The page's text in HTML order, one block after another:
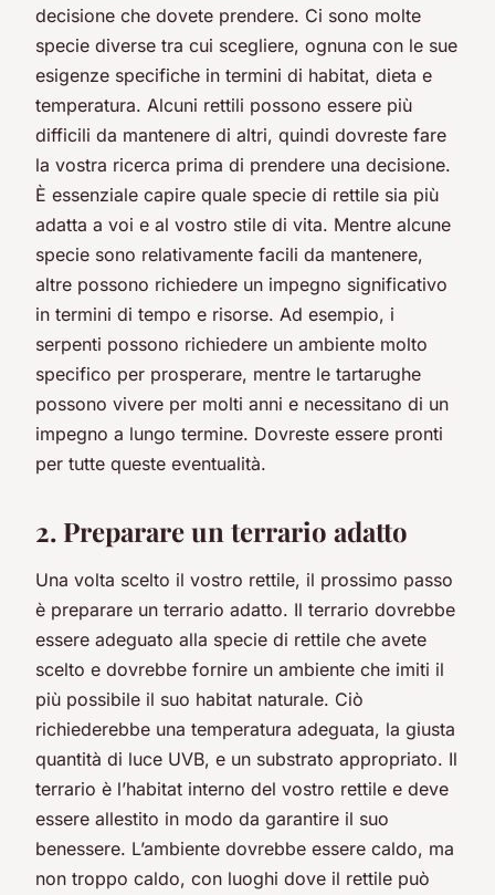
decisione che dovete prendere. Ci sono molte
specie diverse tra cui scegliere, ognuna con le sue
esigenze specifiche in termini di habitat, dieta e
temperatura. Alcuni rettili possono essere più
difficili da mantenere di altri, quindi dovreste fare
la vostra ricerca prima di prendere una decisione.
È essenziale capire quale specie di rettile sia più
adatta a voi e al vostro stile di vita. Mentre alcune
specie sono relativamente facili da mantenere,
altre possono richiedere un impegno significativo
in termini di tempo e risorse. Ad esempio, i
serpenti possono richiedere un ambiente molto
specifico per prosperare, mentre le tartarughe
possono vivere per molti anni e necessitano di un
impegno a lungo termine. Dovreste essere pronti
per tutte queste eventualità.
2. Preparare un terrario adatto
Una volta scelto il vostro rettile, il prossimo passo
è preparare un terrario adatto. Il terrario dovrebbe
essere adeguato alla specie di rettile che avete
scelto e dovrebbe fornire un ambiente che imiti il
più possibile il suo habitat naturale. Ciò
richiederebbe una temperatura adeguata, la giusta
quantità di luce UVB, e un substrato appropriato. Il
terrario è l’habitat interno del vostro rettile e deve
essere allestito in modo da garantire il suo
benessere. L’ambiente dovrebbe essere caldo, ma
non troppo caldo, con luoghi dove il rettile può